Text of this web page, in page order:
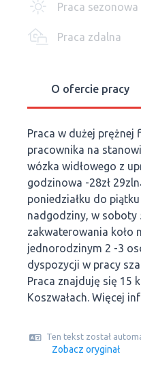
Praca sezonowa
Praca zdalna
O ofercie pracy
Praca w dużej prężnej
pracownika na
wózka widłowego z
godzinowa -28zł
poniedziałku do
nadgodziny, w soboty
zakwaterowania koło
jednorodzinym 2 -3
dyspozycji w pracy
Praca znajduję się 15
Koszwałach. Więcej
Ten tekst został
Zobacz oryginał